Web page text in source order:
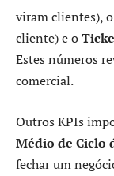
viram clientes), o
cliente) e o
Estes números
comercial.
Outros KPIs
Médio de Ciclo
fechar um